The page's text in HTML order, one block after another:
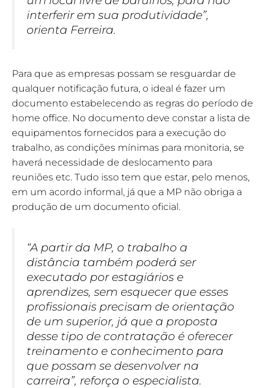
interferir em sua produtividade”,
orienta Ferreira.
Para que as empresas possam se resguardar de
qualquer notificação futura, o ideal é fazer um
documento estabelecendo as regras do período de
home office. No documento deve constar a lista de
equipamentos fornecidos para a execução do
trabalho, as condições mínimas para monitoria, se
haverá necessidade de deslocamento para
reuniões etc. Tudo isso tem que estar, pelo menos,
em um acordo informal, já que a MP não obriga a
produção de um documento oficial.
“A partir da MP, o trabalho a
distância também poderá ser
executado por estagiários e
aprendizes, sem esquecer que esses
profissionais precisam de orientação
de um superior, já que a proposta
desse tipo de contratação é oferecer
treinamento e conhecimento para
que possam se desenvolver na
carreira”, reforça o especialista.